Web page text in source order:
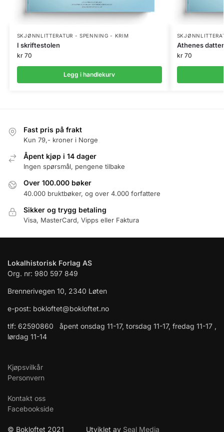
SKJØNNLITTERATUR - SPENNING - KRIM
I skriftestolen
kr70
Legg i handlekurv
Athenes datter
kr70
Fast pris på frakt
Kun 79,- kroner i Norge
Åpent kjøp i 14 dager
Ingen spørsmål, pengene tilbake
Over 100.000 bøker
40.000 bruktbøker, og over 4.000 forfattere
Sikker og trygg betaling
Visa, MasterCard, Vipps eller Faktura
Lokalhistorisk Forlag AS
Org. nr: 980 597 849
Brennerivegen 10, 2340 Løten
e-post: bokloftet@bokloftet.no
tlf: 62590860 åpent onsdag 11-17, torsdag 11-17, fredag 11-17 ,
lørdag 11-14
Kjøpsvilkår
Personvern
Kontakt oss
Facebookside
© Bokloftet 2021 Utviklet av Seal Media